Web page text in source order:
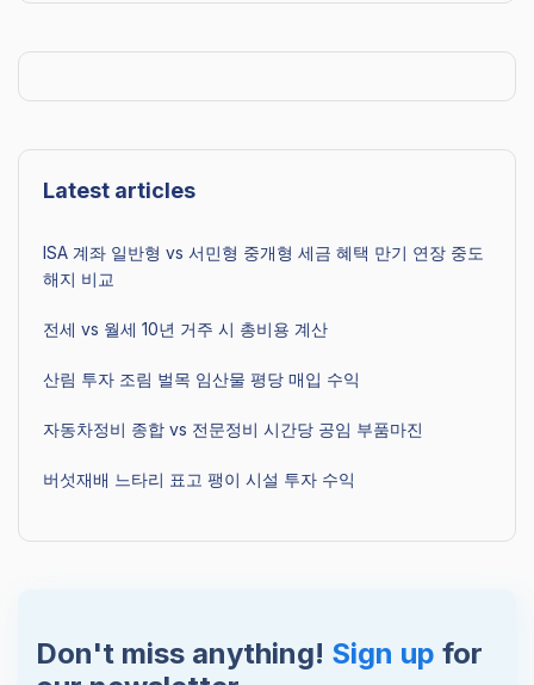
Latest articles
ISA 계좌 일반형 vs 서민형 중개형 세금 혜택 만기 연장 중도
해지 비교
전세 vs 월세 10년 거주 시 총비용 계산
산림 투자 조림 벌목 임산물 평당 매입 수익
자동차정비 종합 vs 전문정비 시간당 공임 부품마진
버섯재배 느타리 표고 팽이 시설 투자 수익
Don't miss anything! Sign up for